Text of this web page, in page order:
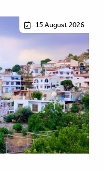
15 August 2026